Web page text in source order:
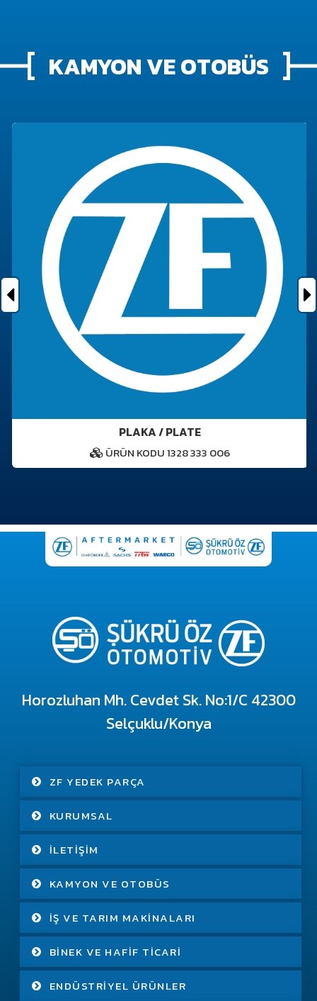
KAMYON VE OTOBÜS
PLAKA / PLATE
ÜRÜN KODU 1328 333 006
Horozluhan Mh. Cevdet Sk. No:1/C 42300
Selçuklu/Konya
ZF YEDEK PARÇA
KURUMSAL
İLETIŞIM
KAMYON VE OTOBÜS
İŞ VE TARIM MAKINALARI
BINEK VE HAFIF TICARI
ENDÜSTRIYEL ÜRÜNLER